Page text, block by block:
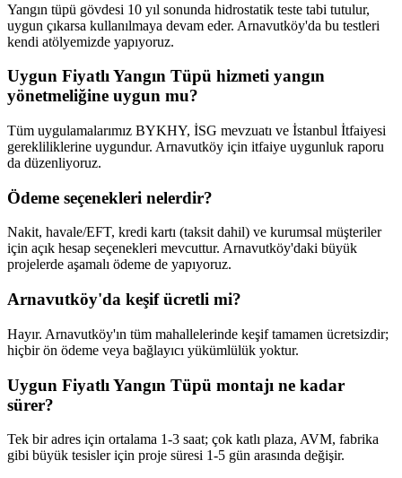
Yangın tüpü gövdesi 10 yıl sonunda hidrostatik teste tabi tutulur,
uygun çıkarsa kullanılmaya devam eder. Arnavutköy'da bu testleri
kendi atölyemizde yapıyoruz.
Uygun Fiyatlı Yangın Tüpü hizmeti yangın
yönetmeliğine uygun mu?
Tüm uygulamalarımız BYKHY, İSG mevzuatı ve İstanbul İtfaiyesi
gerekliliklerine uygundur. Arnavutköy için itfaiye uygunluk raporu
da düzenliyoruz.
Ödeme seçenekleri nelerdir?
Nakit, havale/EFT, kredi kartı (taksit dahil) ve kurumsal müşteriler
için açık hesap seçenekleri mevcuttur. Arnavutköy'daki büyük
projelerde aşamalı ödeme de yapıyoruz.
Arnavutköy'da keşif ücretli mi?
Hayır. Arnavutköy'ın tüm mahallelerinde keşif tamamen ücretsizdir;
hiçbir ön ödeme veya bağlayıcı yükümlülük yoktur.
Uygun Fiyatlı Yangın Tüpü montajı ne kadar
sürer?
Tek bir adres için ortalama 1-3 saat; çok katlı plaza, AVM, fabrika
gibi büyük tesisler için proje süresi 1-5 gün arasında değişir.